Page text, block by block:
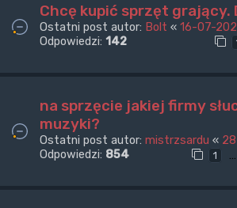
Chcę kupić sprzęt grający.
Ostatni post autor: Bolt « 16-07-
Odpowiedzi: 142
na sprzęcie jakiej firmy
muzyki?
Ostatni post autor: mistrzsardu «
Odpowiedzi: 854 1 …